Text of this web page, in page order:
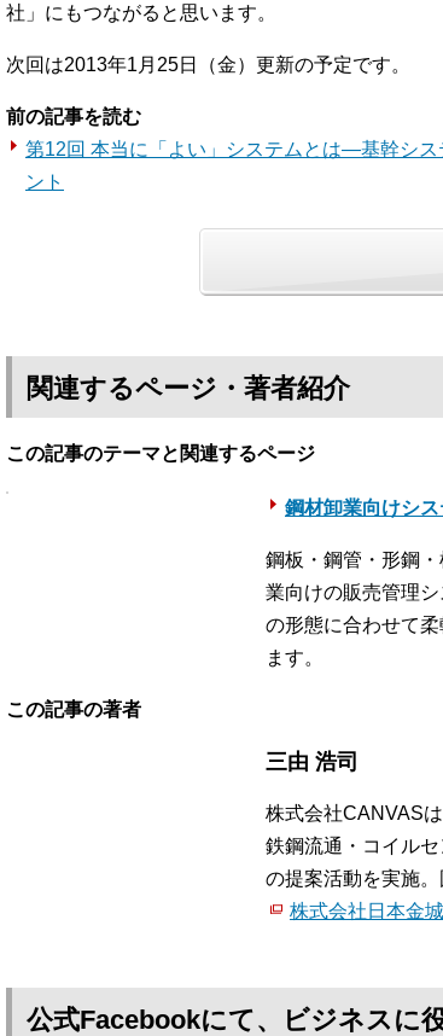
社」にもつながると思います。
次回は2013年1月25日（金）更新の予定です。
前の記事を読む
第12回 本当に「よい」システムとは―基幹シス
ント
関連するページ・著者紹介
この記事のテーマと関連するページ
鋼材卸業向けシ
鋼板・鋼管・形鋼
業向けの販売管理
の形態に合わせて
ます。
この記事の著者
三由 浩司
株式会社CANVAS
鉄鋼流通・コイル
の提案活動を実施
株式会社日本金
公式Facebookにて、ビジネスに